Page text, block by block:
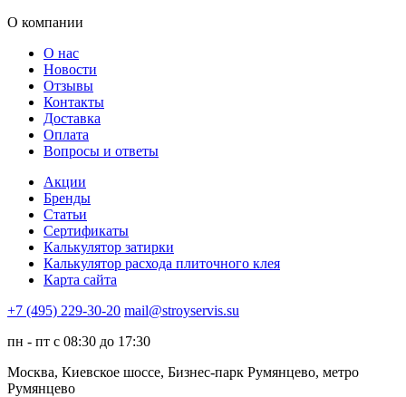
О компании
О нас
Новости
Отзывы
Контакты
Доставка
Оплата
Вопросы и ответы
Акции
Бренды
Статьи
Сертификаты
Калькулятор затирки
Калькулятор расхода плиточного клея
Карта сайта
+7 (495) 229-30-20 mail@stroyservis.su
пн - пт с 08:30 до 17:30
Москва, Киевское шоссе, Бизнес-парк Румянцево, метро
Румянцево